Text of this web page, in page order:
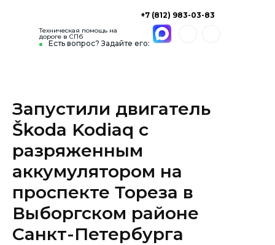
Есть вопрос? Задайте его:
+7 (812) 983-03-83
Техническая помощь на
дороге в СПб
Запустили двигатель
Škoda Kodiaq с
разряженным
аккумулятором на
проспекте Тореза в
Выборгском районе
Санкт-Петербурга